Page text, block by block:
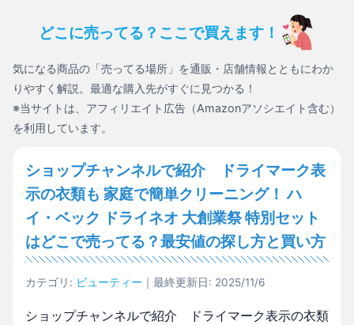
どこに売ってる？ここで買えます！
気になる商品の「売ってる場所」を通販・店舗情報とともにわか
りやすく解説。最適な購入先がすぐに見つかる！
※当サイトは、アフィリエイト広告（Amazonアソシエイト含む）
を利用しています。
ショップチャンネルで紹介 ドライマーク表
示の衣類も 家庭で簡単クリーニング！ ハ
イ・ベック ドライネオ 大創業祭 特別セット
はどこで売ってる？最安値の探し方と買い方
カテゴリ: ビューティー ｜最終更新日: 2025/11/6
ショップチャンネルで紹介 ドライマーク表示の衣類